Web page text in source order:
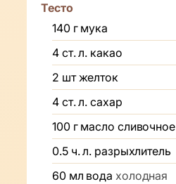
Тесто
140 г мука
4 ст. л. какао
2 шт желток
4 ст. л. сахар
100 г масло сливочное
0.5 ч. л. разрыхлитель
60 мл вода холодная